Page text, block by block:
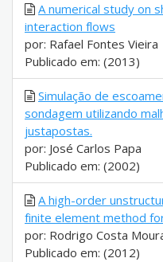
A numerical study on
interaction flows
por: Rafael Fontes Vieira
Publicado em: (2013)
Simulação de
sondagem utilizando
justapostas.
por: José Carlos Papa
Publicado em: (2002)
A high-order
finite element method
por: Rodrigo Costa
Publicado em: (2012)